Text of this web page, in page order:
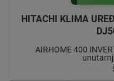
gamu HITACHI
Naše ljubazno osoblje
odgovoriti na Vaše
HITACHI KLIMA
AIRHOME 400